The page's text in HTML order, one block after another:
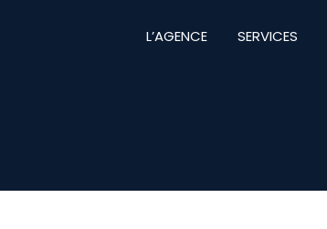
L’AGENCE SERVICES